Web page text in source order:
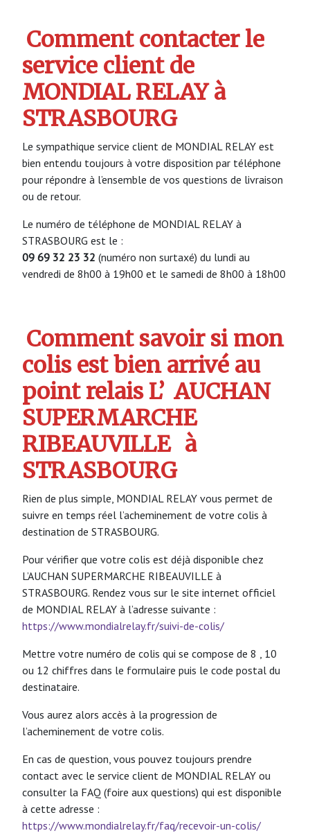
Comment contacter le
service client de
MONDIAL RELAY à
STRASBOURG
Le sympathique service client de MONDIAL RELAY est
bien entendu toujours à votre disposition par téléphone
pour répondre à l’ensemble de vos questions de livraison
ou de retour.
Le numéro de téléphone de MONDIAL RELAY à
STRASBOURG est le :
09 69 32 23 32 (numéro non surtaxé) du lundi au
vendredi de 8h00 à 19h00 et le samedi de 8h00 à 18h00
Comment savoir si mon
colis est bien arrivé au
point relais L’ AUCHAN
SUPERMARCHE
RIBEAUVILLE à
STRASBOURG
Rien de plus simple, MONDIAL RELAY vous permet de
suivre en temps réel l’acheminement de votre colis à
destination de STRASBOURG.
Pour vérifier que votre colis est déjà disponible chez
L’AUCHAN SUPERMARCHE RIBEAUVILLE à
STRASBOURG. Rendez vous sur le site internet officiel
de MONDIAL RELAY à l’adresse suivante :
https://www.mondialrelay.fr/suivi-de-colis/
Mettre votre numéro de colis qui se compose de 8 , 10
ou 12 chiffres dans le formulaire puis le code postal du
destinataire.
Vous aurez alors accès à la progression de
l’acheminement de votre colis.
En cas de question, vous pouvez toujours prendre
contact avec le service client de MONDIAL RELAY ou
consulter la FAQ (foire aux questions) qui est disponible
à cette adresse :
https://www.mondialrelay.fr/faq/recevoir-un-colis/